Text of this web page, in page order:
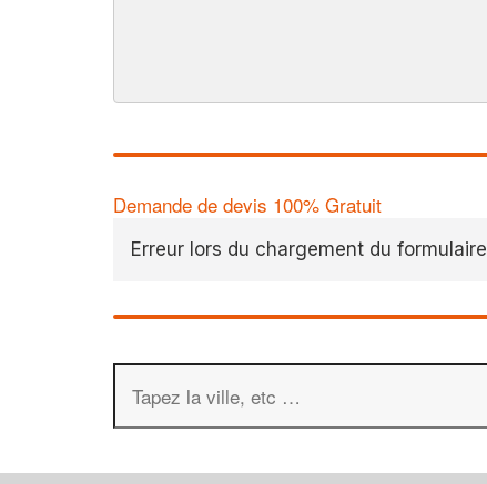
Demande de devis 100% Gratuit
Erreur lors du chargement du formulaire